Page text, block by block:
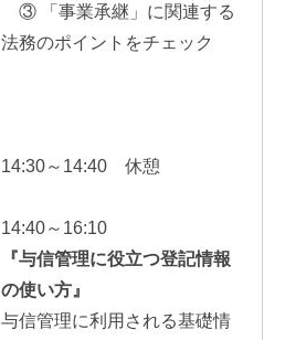
③ 「事業承継」に関連する
法務のポイントをチェック
14:30～14:40 休憩
14:40～16:10
『与信管理に役立つ登記情報
の使い方 』
与信管理に利用される基礎情